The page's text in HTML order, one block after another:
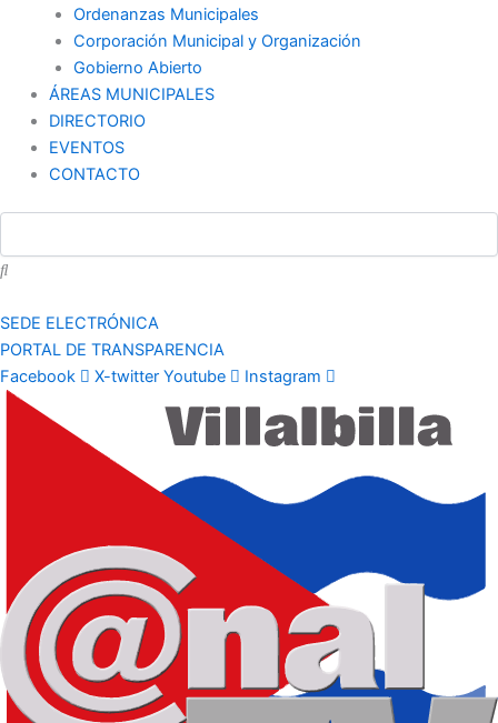
Ordenanzas Municipales
Corporación Municipal y Organización
Gobierno Abierto
ÁREAS MUNICIPALES
DIRECTORIO
EVENTOS
CONTACTO
SEDE ELECTRÓNICA
PORTAL DE TRANSPARENCIA
Facebook
X-twitter Youtube Instagram